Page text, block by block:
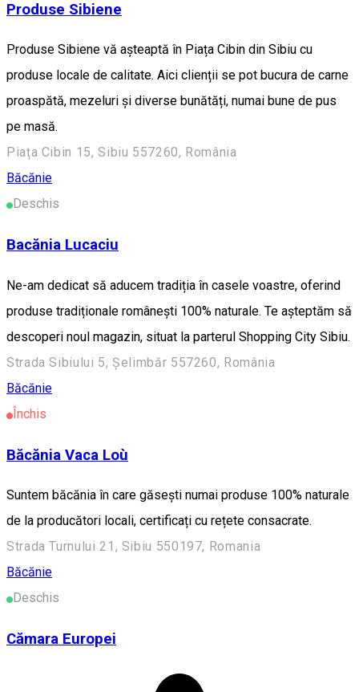
Produse Sibiene
Produse Sibiene vă așteaptă în Piața Cibin din Sibiu cu
produse locale de calitate. Aici clienții se pot bucura de carne
proaspătă, mezeluri și diverse bunătăți, numai bune de pus
pe masă.
Piața Cibin 15, Sibiu 557260, România
Băcănie
Deschis
Bacănia Lucaciu
Ne-am dedicat să aducem tradiția în casele voastre, oferind
produse tradiționale românești 100% naturale. Te așteptăm să
descoperi noul magazin, situat la parterul Shopping City Sibiu.
Strada Sibiului 5, Șelimbăr 557260, România
Băcănie
Închis
Băcănia Vaca Loù
Suntem băcănia în care găsești numai produse 100% naturale
de la producători locali, certificați cu rețete consacrate.
Strada Turnului 21, Sibiu 550197, Romania
Băcănie
Deschis
Cămara Europei